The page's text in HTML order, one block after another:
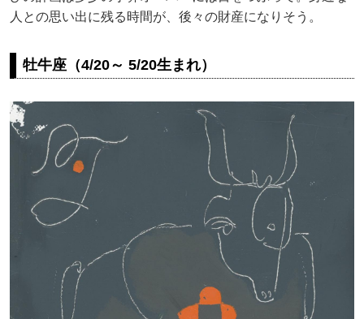
人との思い出に残る時間が、後々の財産になりそう。
牡牛座（4/20～ 5/20生まれ）